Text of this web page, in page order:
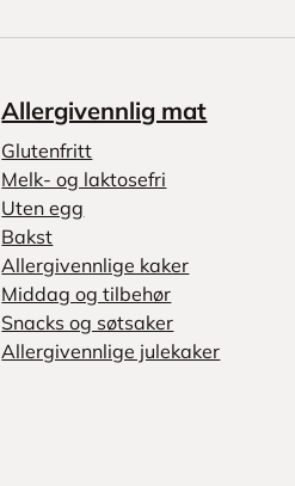
Allergivennlig mat
Glutenfritt
Melk- og laktosefri
Uten egg
Bakst
Allergivennlige kaker
Middag og tilbehør
Snacks og søtsaker
Allergivennlige julekaker